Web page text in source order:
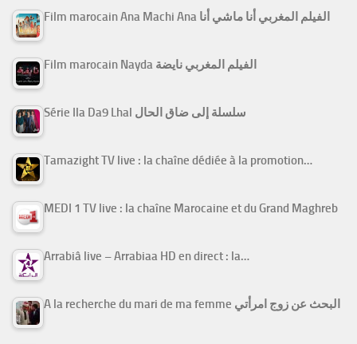
Film marocain Ana Machi Ana الفيلم المغربي أنا ماشي أنا
Film marocain Nayda الفيلم المغربي نايضة
Série Ila Da9 Lhal سلسلة إلى ضاق الحال
Tamazight TV live : la chaîne dédiée à la promotion…
MEDI 1 TV live : la chaîne Marocaine et du Grand Maghreb
Arrabiâ live – Arrabiaa HD en direct : la…
A la recherche du mari de ma femme البحث عن زوج امرأتي